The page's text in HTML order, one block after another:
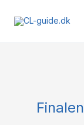
Finalen